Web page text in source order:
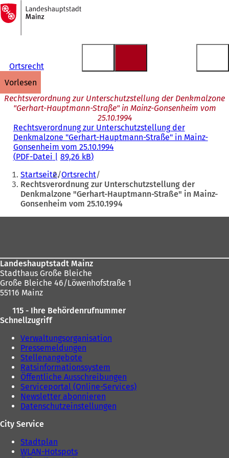
Inhalt anspringen
Zur
Startseite
Ortsrecht
vorlesen
Rechtsverordnung zur Unterschutzstellung der Denkmalzone
"Gerhart-Hauptmann-Straße" in Mainz-Gonsenheim vom
25.10.1994
Rechtsverordnung zur Unterschutzstellung der
Denkmalzone "Gerhart-Hauptmann-Straße" in Mainz-
Gonsenheim vom 25.10.1994
PDF-Datei 89,26 kB
Sie
befinden
sich
Startseite Ortsrecht
Rechtsverordnung zur Unterschutzstellung der
Denkmalzone "Gerhart-Hauptmann-Straße" in Mainz-
Gonsenheim vom 25.10.1994
Landeshauptstadt Mainz
Stadthaus Große Bleiche
Große Bleiche 46/Löwenhofstraße 1
55116 Mainz
115 - Ihre Behördenrufnummer
Schnellzugriff
Verwaltungsorganisation
Pressemeldungen
Stellenangebote
Ratsinformationssystem
Öffentliche Ausschreibungen
Serviceportal (Online-Services)
Newsletter abonnieren
Datenschutzeinstellungen
City Service
Stadtplan
WLAN-Hotspots